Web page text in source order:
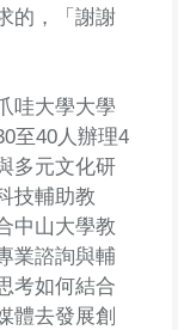
的，「謝謝
哇大學大學
至40人辦理4
多元文化研
技輔助教
中山大學教
業諮詢與輔
考如何結合
體去發展創